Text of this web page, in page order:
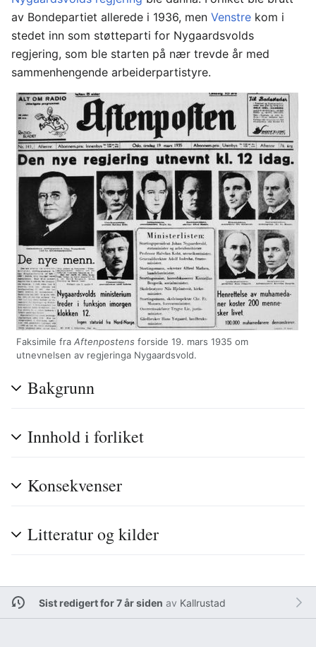
av Bondepartiet allerede i 1936, men Venstre kom i
stedet inn som støtteparti for Nygaardsvolds
regjering, som ble starten på nær trevde år med
sammenhengende arbeiderpartistyre.
Faksimile fra Aftenpostens forside 19. mars 1935 om
utnevnelsen av regjeringa Nygaardsvold.
Bakgrunn
Innhold i forliket
Konsekvenser
Litteratur og kilder
Sist redigert for 7 år siden av Kallrustad